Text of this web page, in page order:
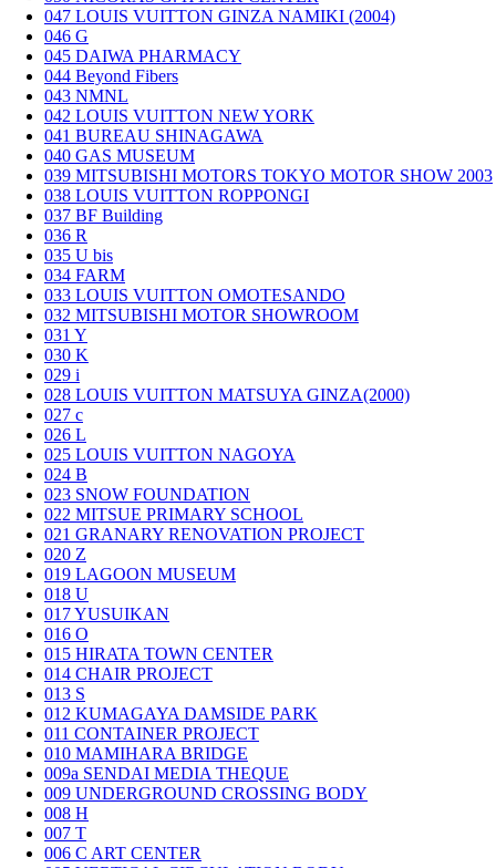
047 LOUIS VUITTON GINZA NAMIKI (2004)
046 G
045 DAIWA PHARMACY
044 Beyond Fibers
043 NMNL
042 LOUIS VUITTON NEW YORK
041 BUREAU SHINAGAWA
040 GAS MUSEUM
039 MITSUBISHI MOTORS TOKYO MOTOR SHOW 2003
038 LOUIS VUITTON ROPPONGI
037 BF Building
036 R
035 U bis
034 FARM
033 LOUIS VUITTON OMOTESANDO
032 MITSUBISHI MOTOR SHOWROOM
031 Y
030 K
029 i
028 LOUIS VUITTON MATSUYA GINZA(2000)
027 c
026 L
025 LOUIS VUITTON NAGOYA
024 B
023 SNOW FOUNDATION
022 MITSUE PRIMARY SCHOOL
021 GRANARY RENOVATION PROJECT
020 Z
019 LAGOON MUSEUM
018 U
017YUSUIKAN
016 O
015 HIRATA TOWN CENTER
014 CHAIR PROJECT
013 S
012 KUMAGAYA DAMSIDE PARK
011 CONTAINER PROJECT
010 MAMIHARA BRIDGE
009a SENDAI MEDIA THEQUE
009 UNDERGROUND CROSSING BODY
008 H
007 T
006 C ART CENTER